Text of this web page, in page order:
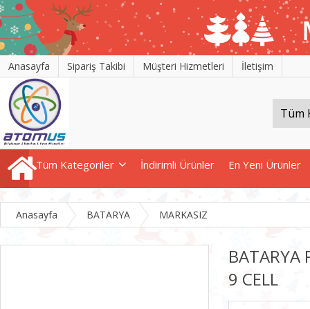
Anasayfa Sipariş Takibi Müşteri Hizmetleri İletişim
Tüm Kategoriler İndirimli Ürünler En Yeni Ürünler
Anasayfa BATARYA MARKASIZ
BATARYA
9 CELL